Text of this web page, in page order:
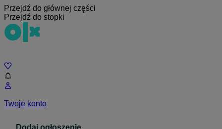
Przejdź do głównej części
Przejdź do stopki
Twoje konto
Dodaj ogłoszenie